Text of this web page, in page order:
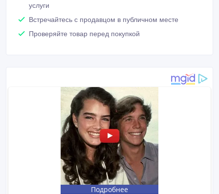
услуги
Встречайтесь с продавцом в публичном месте
Проверяйте товар перед покупкой